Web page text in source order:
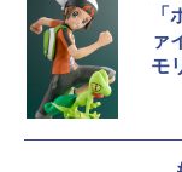
ァ
モ